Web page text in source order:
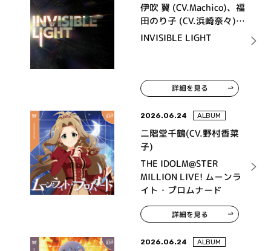
伊吹 翼 (CV.Machico)、福
田のり子 (CV.浜崎奈々)、
天海春香 (CV.中村繪里
もも)
INVISIBLE LIGHT
詳細を見る
2026.06.24 ALBUM
二階堂千鶴(CV.野村香菜
子)
THE IDOLM@STER
MILLION LIVE! ムーンラ
イト・プロムナード
詳細を見る
2026.06.24 ALBUM